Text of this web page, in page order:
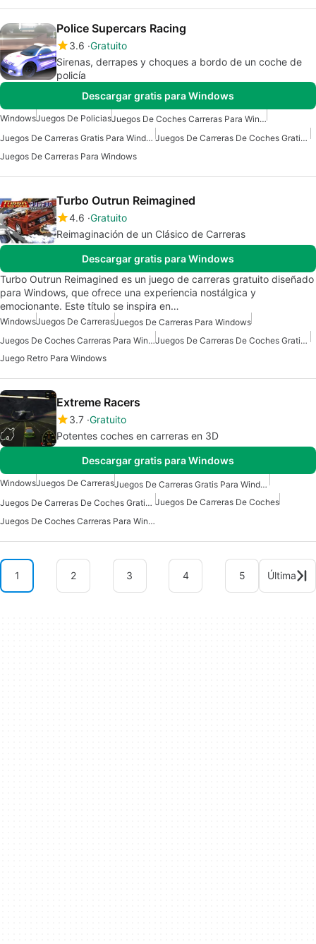
Police Supercars Racing
3.6 Gratuito
Sirenas, derrapes y choques a bordo de un coche de
policía
Descargar gratis para Windows
WindowsJuegos De Policias
Juegos De Coches Carreras Para Windows
Juegos De Carreras Gratis Para Windows
Juegos De Carreras De Coches Gratis Para Windows
Juegos De Carreras Para Windows
Turbo Outrun Reimagined
4.6 Gratuito
Reimaginación de un Clásico de Carreras
Descargar gratis para Windows
Turbo Outrun Reimagined es un juego de carreras gratuito diseñado
para Windows, que ofrece una experiencia nostálgica y
emocionante. Este título se inspira en…
WindowsJuegos De CarrerasJuegos De Carreras Para Windows
Juegos De Coches Carreras Para Windows
Juegos De Carreras De Coches Gratis Para Windows
Juego Retro Para Windows
Extreme Racers
3.7 Gratuito
Potentes coches en carreras en 3D
Descargar gratis para Windows
WindowsJuegos De Carreras
Juegos De Carreras Gratis Para Windows
Juegos De Carreras De Coches Gratis Para Windows Juegos De Carreras De Coches
Juegos De Coches Carreras Para Windows
1 2 3 4 5 Última